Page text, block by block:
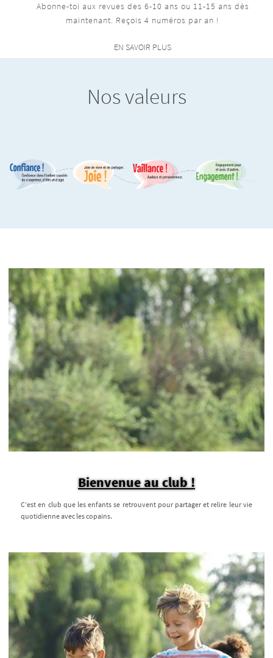
Abonne-toi aux revues des 6-10 ans ou 11-15 ans dès
maintenant. Reçois 4 numéros par an !
EN SAVOIR PLUS
Nos valeurs
Bienvenue au club !
C’est en club que les enfants se retrouvent pour partager et relire leur vie
quotidienne avec les copains.